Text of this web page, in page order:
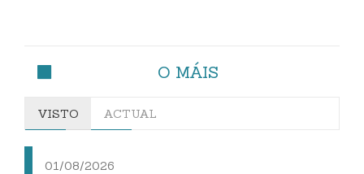
O MÁIS
VISTO ACTUAL
01/08/2026